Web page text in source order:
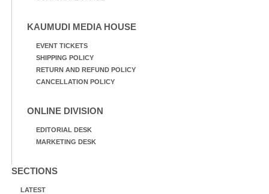
KAUMUDI MEDIA HOUSE
EVENT TICKETS
SHIPPING POLICY
RETURN AND REFUND POLICY
CANCELLATION POLICY
ONLINE DIVISION
EDITORIAL DESK
MARKETING DESK
SECTIONS
LATEST